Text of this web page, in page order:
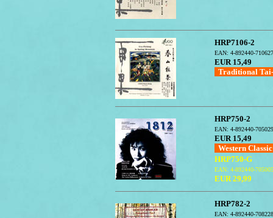
HRP7106-2
EAN: 4-892440-710627
EUR 15,49
Traditional
HRP750-2
EAN: 4-892440-705029
EUR 15,49
Western
HRP750-G
EAN: 4-892440-705005
EUR 29,99
HRP782-2
EAN: 4-892440-708228